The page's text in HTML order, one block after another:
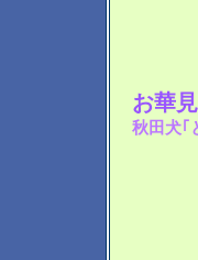
お華
秋田犬｢